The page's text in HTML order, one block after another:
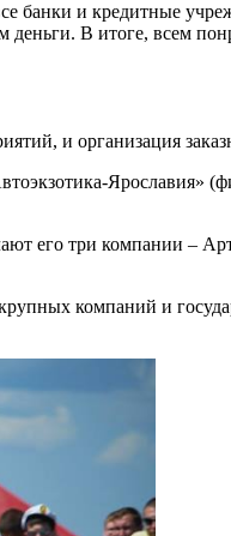
банки и кредитные
деньги. В итоге, всем
и организация
его три компании –
компаний и